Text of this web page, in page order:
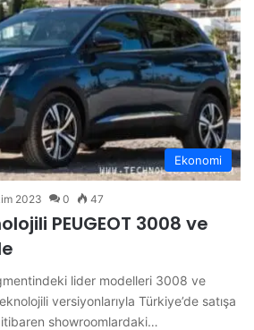
Ekonomi
2023 0 47
PEUGEOT 3008 ve
lider modelleri 3008 ve
versiyonlarıyla Türkiye’de satışa
itibaren showroomlardaki…